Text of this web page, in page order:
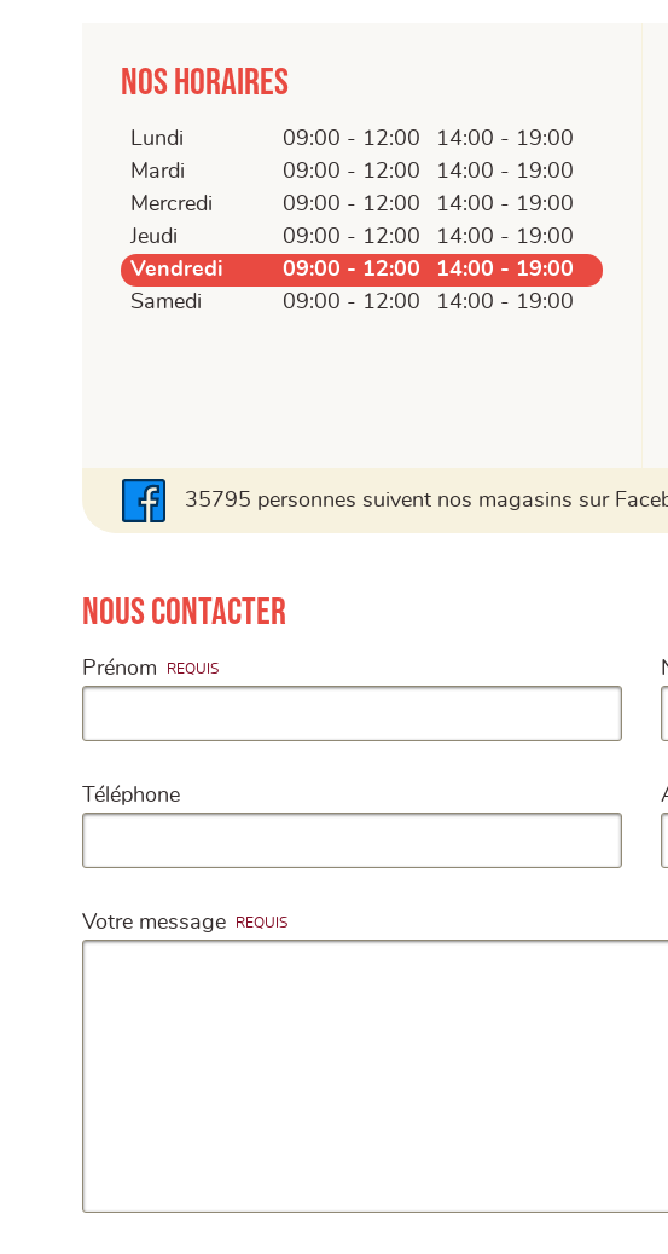
Nos horaires
Lundi 09:00 - 12:00
14:00 - 19:00
Mardi
09:00 - 12:00
14:00 - 19:00
Mercredi
09:00 - 12:00
14:00 - 19:00
Jeudi
09:00 - 12:00
14:00 - 19:00
Vendredi
09:00 - 12:00
14:00 - 19:00
Samedi
09:00 - 12:00 14:00 - 19:00
35795 personnes suivent nos magasins sur
Nous contacter
Prénom
Téléphone
Votre message